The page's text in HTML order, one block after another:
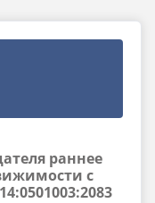
раннее
с